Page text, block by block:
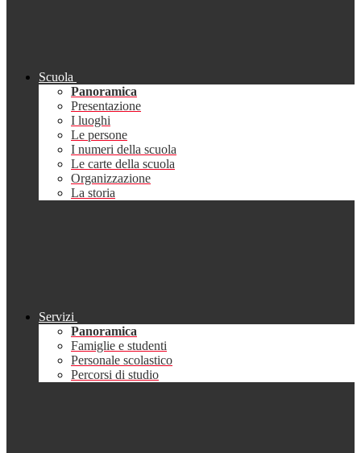
Scuola
Panoramica
Presentazione
I luoghi
Le persone
I numeri della scuola
Le carte della scuola
Organizzazione
La storia
Servizi
Panoramica
Famiglie e studenti
Personale scolastico
Percorsi di studio